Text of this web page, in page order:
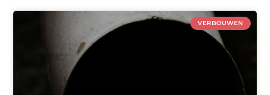
VERBOUWEN